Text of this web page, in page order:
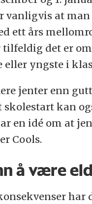
vanligvis at man
ett års
tilfeldig det er
eller yngste i
jenter enn
kan
en idé om at
Cools.
å være
har